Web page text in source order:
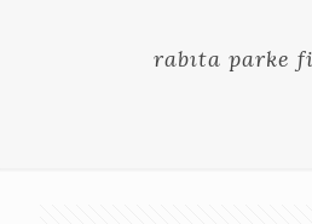
rabıta parke